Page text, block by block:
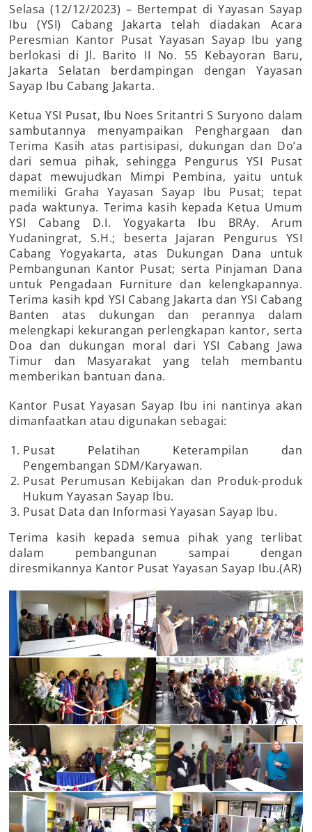
Selasa (12/12/2023) – Bertempat di Yayasan Sayap
Ibu (YSI) Cabang Jakarta telah diadakan Acara
Peresmian Kantor Pusat Yayasan Sayap Ibu yang
berlokasi di Jl. Barito II No. 55 Kebayoran Baru,
Jakarta Selatan berdampingan dengan Yayasan
Sayap Ibu Cabang Jakarta.
Ketua YSI Pusat, Ibu Noes Sritantri S Suryono dalam
sambutannya menyampaikan Penghargaan dan
Terima Kasih atas partisipasi, dukungan dan Do’a
dari semua pihak, sehingga Pengurus YSI Pusat
dapat mewujudkan Mimpi Pembina, yaitu untuk
memiliki Graha Yayasan Sayap Ibu Pusat; tepat
pada waktunya. Terima kasih kepada Ketua Umum
YSI Cabang D.I. Yogyakarta Ibu BRAy. Arum
Yudaningrat, S.H.; beserta Jajaran Pengurus YSI
Cabang Yogyakarta, atas Dukungan Dana untuk
Pembangunan Kantor Pusat; serta Pinjaman Dana
untuk Pengadaan Furniture dan kelengkapannya.
Terima kasih kpd YSI Cabang Jakarta dan YSI Cabang
Banten atas dukungan dan perannya dalam
melengkapi kekurangan perlengkapan kantor, serta
Doa dan dukungan moral dari YSI Cabang Jawa
Timur dan Masyarakat yang telah membantu
memberikan bantuan dana.
Kantor Pusat Yayasan Sayap Ibu ini nantinya akan
dimanfaatkan atau digunakan sebagai:
Pusat Pelatihan Keterampilan dan
Pengembangan SDM/Karyawan.
Pusat Perumusan Kebijakan dan Produk-produk
Hukum Yayasan Sayap Ibu.
Pusat Data dan Informasi Yayasan Sayap Ibu.
Terima kasih kepada semua pihak yang terlibat
dalam pembangunan sampai dengan
diresmikannya Kantor Pusat Yayasan Sayap Ibu.(AR)